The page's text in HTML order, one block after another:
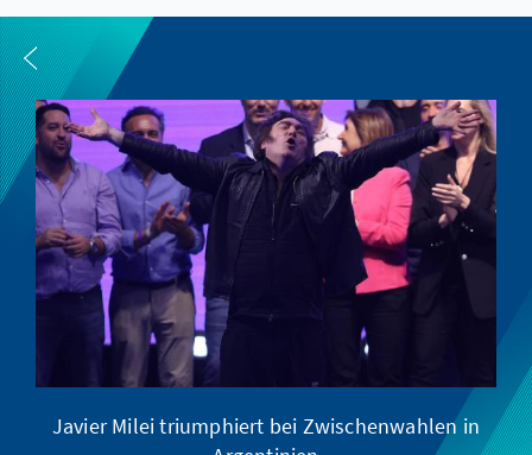
Javier Milei triumphiert bei Zwischenwahlen in